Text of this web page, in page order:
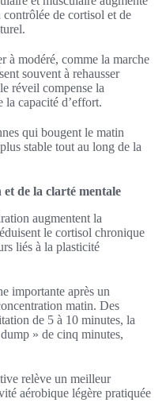
de cortisol et de
à modéré, comme la marche
souvent à rehausser
réveil compense la
la capacité d’effort.
qui bougent le matin
stable tout au long de la
de la clarté mentale
augmentent la
le cortisol chronique
liés à la plasticité
importante après un
matin. Des
de 5 à 10 minutes, la
» de cinq minutes,
relève un meilleur
aérobique légère pratiquée